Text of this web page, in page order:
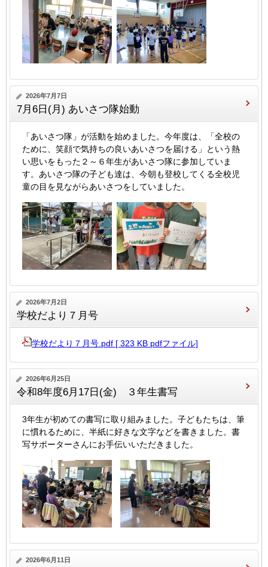
2026年7月7日
7月6日(月) あいさつ隊始動
「あいさつ隊」が活動を始めました。今年度は、「全校の
ために、笑顔で気持ちの良いあいさつを届ける」という熱
い思いをもった２～６年生があいさつ隊に参加していま
す。あいさつ隊の子ども達は、今朝も登校してくる全校児
童の目を見ながらあいさつをしていました。
2026年7月2日
学校だより７月号
学校だより７月号.pdf [ 323 KB pdfファイル]
2026年6月25日
令和8年度6月17日(金) ３年生書写
3年生が初めての書写に取り組みました。子どもたちは、筆
に慣れるために、半紙に好きな文字などを書きました。書
写サポーターさんにお手伝いいただきました。
2026年6月11日